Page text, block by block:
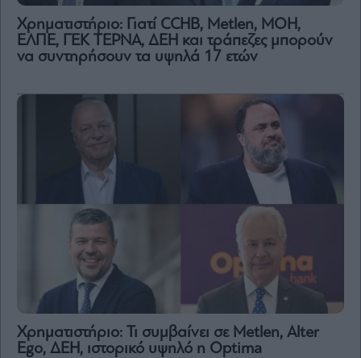
Χρηματιστήριο: Γιατί CCHB, Metlen, MOH,
ΕΛΠΕ, ΓΕΚ ΤΕΡΝΑ, ΔΕΗ και τράπεζες μπορούν
να συντηρήσουν τα υψηλά 17 ετών
Χρηματιστήριο: Τι συμβαίνει σε Metlen, Αlter
Ego, ΔΕΗ, ιστορικό υψηλό η Optima